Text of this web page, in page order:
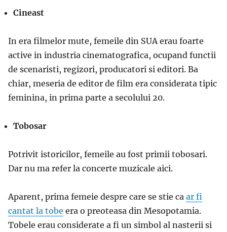
Cineast
In era filmelor mute, femeile din SUA erau foarte
active in industria cinematografica, ocupand functii
de scenaristi, regizori, producatori si editori. Ba
chiar, meseria de editor de film era considerata tipic
feminina, in prima parte a secolului 20.
Tobosar
Potrivit istoricilor, femeile au fost primii tobosari.
Dar nu ma refer la concerte muzicale aici.
Aparent, prima femeie despre care se stie ca ar fi
cantat la tobe era o preoteasa din Mesopotamia.
Tobele erau considerate a fi un simbol al nasterii si